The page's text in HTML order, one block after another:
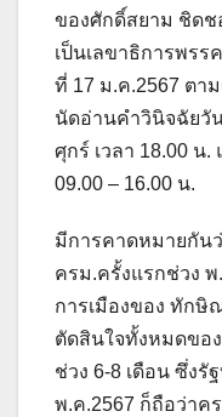
ของศักดิ์สยาม ชิด
เป็นเลขาธิการพร
ที่ 17 ม.ค.2567 ตา
นัดอ่านคำวินิจฉัยวั
ศุกร์ เวลา 18.00 น.
09.00 – 16.00 น.
มีการคาดหมายกัน
ครม.ครั้งแรกช่วง
การเมืองของ ทักษิ
ตัดสินใจทั้งหมดขอ
ช่วง 6-8 เดือน ซึ่งรั
พ.ค.2567 ก็ถือว่าค